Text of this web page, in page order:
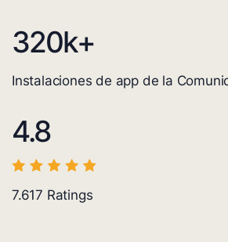
320k+
Instalaciones de app de la
4.8
7.617 Ratings